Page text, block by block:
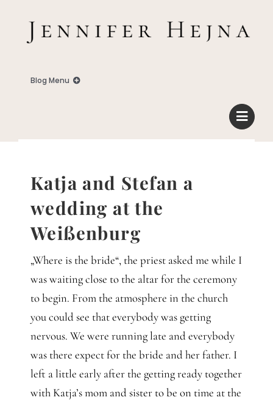
Blog Menu
Business
Familie
Mindset
Schreiben
Katja and Stefan a
wedding at the
Weißenburg
„Where is the bride“, the priest asked me while I
was waiting close to the altar for the ceremony
to begin. From the atmosphere in the church
you could see that everybody was getting
nervous. We were running late and everybody
was there expect for the bride and her father. I
left a little early after the getting ready together
with Katja’s mom and sister to be on time at the